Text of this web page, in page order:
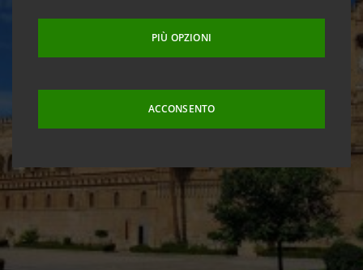
PIÙ OPZIONI
ACCONSENTO